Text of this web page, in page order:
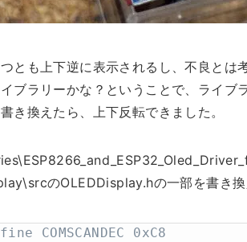
とも上下逆に表示されるし、不良とは
ブラリーかな？ということで、ライブ
き換えたら、上下反転できました。
のOLEDDisplay.hの一部を書き
COMSCANDEC 0xC8